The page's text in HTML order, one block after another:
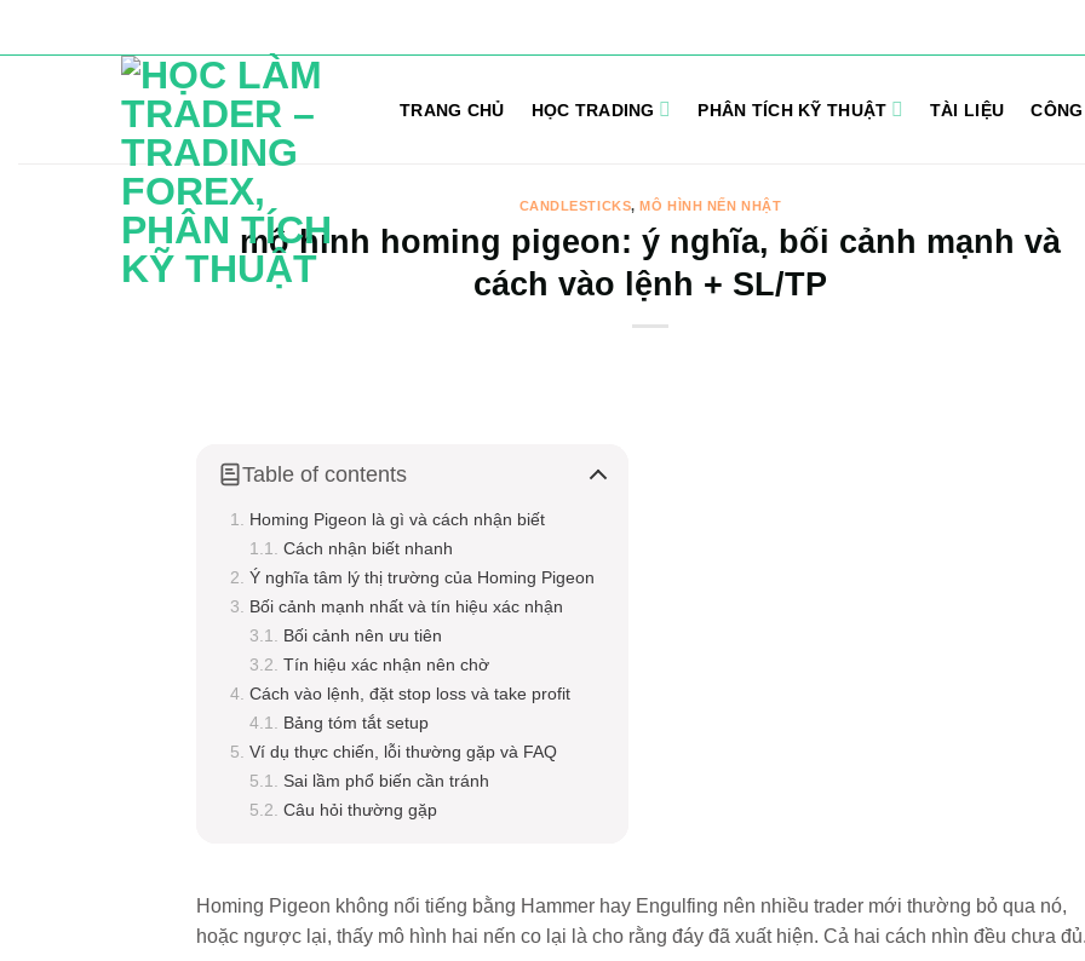
TRANG CHỦ HỌC TRADING PHÂN TÍCH KỸ THUẬT TÀI LIỆU
CANDLESTICKS,MÔ HÌNH NẾN NHẬT
mô hình homing pigeon: ý nghĩa, bối cảnh mạnh và
cách vào lệnh + SL/TP
Table of contents
Homing Pigeon là gì và cách nhận biết
Cách nhận biết nhanh
Ý nghĩa tâm lý thị trường của Homing Pigeon
Bối cảnh mạnh nhất và tín hiệu xác nhận
Bối cảnh nên ưu tiên
Tín hiệu xác nhận nên chờ
Cách vào lệnh, đặt stop loss và take profit
Bảng tóm tắt setup
Ví dụ thực chiến, lỗi thường gặp và FAQ
Sai lầm phổ biến cần tránh
Câu hỏi thường gặp
Homing Pigeon không nổi tiếng bằng Hammer hay Engulfing nên nhiều trader mới thường bỏ qua nó,
hoặc ngược lại, thấy mô hình hai nến co lại là cho rằng đáy đã xuất hiện. Cả hai cách nhìn đều chưa